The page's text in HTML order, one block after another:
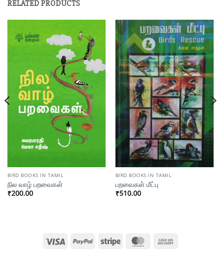
RELATED PRODUCTS
BIRD BOOKS IN TAMIL
நில வாழ் பறவைகள்
₹200.00
BIRD BOOKS IN TAMIL
பறவைகள் மீட்பு
₹510.00
Visa PayPal Stripe MasterCard